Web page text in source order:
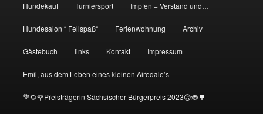
Hundekauf Turniersport Impfen + Verstand und…
Hundesalon “ Fellspaß“ Ferienwohnung Archiv
Gästebuch links Kontakt Impressum
Emil, aus dem Leben eines kleinen Airedale’s
💐🌻🌹Preisträgerin Sächsischer Bürgerpreis 2023😊🐞🌳